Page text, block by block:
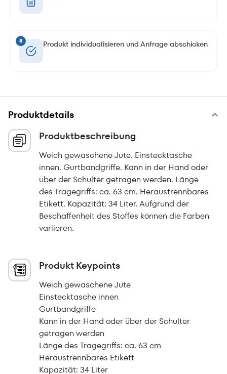
3 Produkt individualisieren und Anfrage abschicken
Produktdetails
Produktbeschreibung
Weich gewaschene Jute. Einstecktasche
innen. Gurtbandgriffe. Kann in der Hand oder
über der Schulter getragen werden. Länge
des Tragegriffs: ca. 63 cm. Heraustrennbares
Etikett. Kapazität: 34 Liter. Aufgrund der
Beschaffenheit des Stoffes können die Farben
variieren.
Produkt Keypoints
Weich gewaschene Jute
Einstecktasche innen
Gurtbandgriffe
Kann in der Hand oder über der Schulter
getragen werden
Länge des Tragegriffs: ca. 63 cm
Heraustrennbares Etikett
Kapazität: 34 Liter